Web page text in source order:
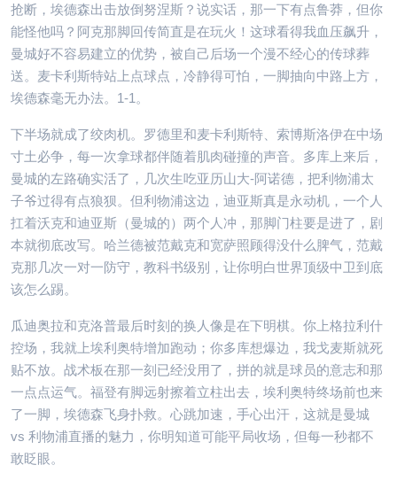
抢断，埃德森出击放倒努涅斯？说实话，那一下有点鲁莽，但你
能怪他吗？阿克那脚回传简直是在玩火！这球看得我血压飙升，
曼城好不容易建立的优势，被自己后场一个漫不经心的传球葬
送。麦卡利斯特站上点球点，冷静得可怕，一脚抽向中路上方，
埃德森毫无办法。1-1。
下半场就成了绞肉机。罗德里和麦卡利斯特、索博斯洛伊在中场
寸土必争，每一次拿球都伴随着肌肉碰撞的声音。多库上来后，
曼城的左路确实活了，几次生吃亚历山大-阿诺德，把利物浦太
子爷过得有点狼狈。但利物浦这边，迪亚斯真是永动机，一个人
扛着沃克和迪亚斯（曼城的）两个人冲，那脚门柱要是进了，剧
本就彻底改写。哈兰德被范戴克和宽萨照顾得没什么脾气，范戴
克那几次一对一防守，教科书级别，让你明白世界顶级中卫到底
该怎么踢。
瓜迪奥拉和克洛普最后时刻的换人像是在下明棋。你上格拉利什
控场，我就上埃利奥特增加跑动；你多库想爆边，我戈麦斯就死
贴不放。战术板在那一刻已经没用了，拼的就是球员的意志和那
一点点运气。福登有脚远射擦着立柱出去，埃利奥特终场前也来
了一脚，埃德森飞身扑救。心跳加速，手心出汗，这就是曼城
vs 利物浦直播的魅力，你明知道可能平局收场，但每一秒都不
敢眨眼。